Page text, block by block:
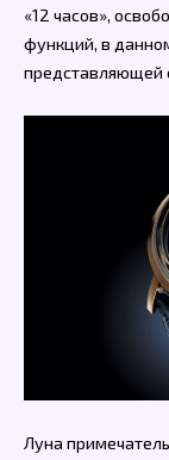
«12 часов»,
функций, в
представляющей
Луна